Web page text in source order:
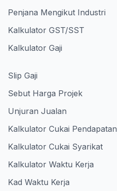
Penjana Mengikut Industri
Kalkulator GST/SST
Kalkulator Gaji
Slip Gaji
Sebut Harga Projek
Unjuran Jualan
Kalkulator Cukai Pendapatan
Kalkulator Cukai Syarikat
Kalkulator Waktu Kerja
Kad Waktu Kerja